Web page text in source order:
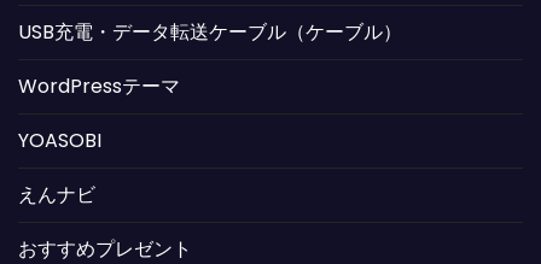
USB充電・データ転送ケーブル（ケーブル）
WordPressテーマ
YOASOBI
えんナビ
おすすめプレゼント